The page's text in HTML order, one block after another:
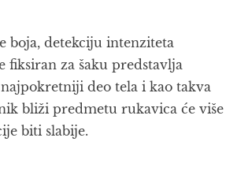
boja, detekciju intenziteta
fiksiran za šaku predstavlja
deo tela i kao takva
bliži predmetu rukavica će više
biti slabije.